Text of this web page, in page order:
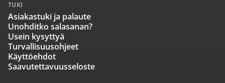
TUKI
Asiakastuki ja palaute
Unohditko salasanan?
Usein kysyttyä
Turvallisuusohjeet
Käyttöehdot
Saavutettavuusseloste